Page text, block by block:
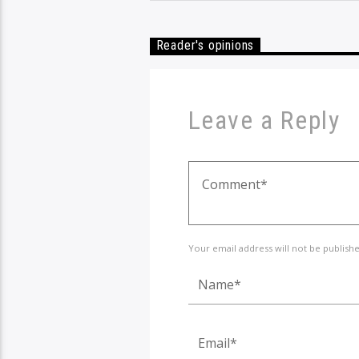
Reader's opinions
Leave a Reply
Your email address will not be